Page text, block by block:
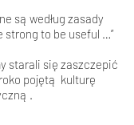
są według zasady
strong to be useful …”
starali się zaszczepić
pojętą kulturę
.